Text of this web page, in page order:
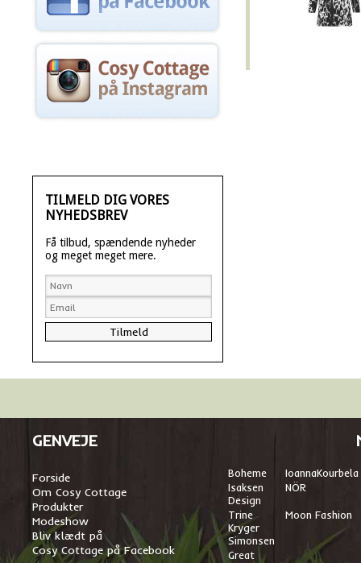
TILMELD DIG VORES
NYHEDSBREV
Få tilbud, spændende nyheder
og meget meget mere.
GENVEJE
Forside
Om Cosy Cottage
Produkter
Modeshow
Bliv klædt på
Cosy Cottage på Facebook
Boheme IoannaKourbela
Isaksen
Design
NÖR
Trine
Kryger
Simonsen
Moon Fashion
Great